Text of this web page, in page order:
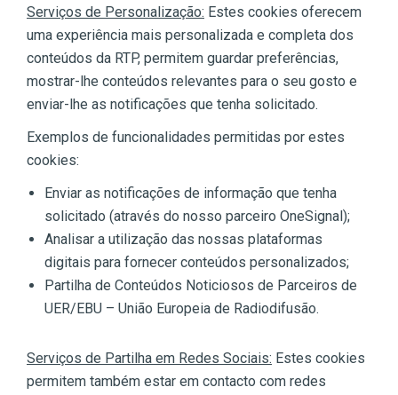
Serviços de Personalização: Estes cookies oferecem
uma experiência mais personalizada e completa dos
conteúdos da RTP, permitem guardar preferências,
mostrar-lhe conteúdos relevantes para o seu gosto e
enviar-lhe as notificações que tenha solicitado.
Exemplos de funcionalidades permitidas por estes
cookies:
Enviar as notificações de informação que tenha
solicitado (através do nosso parceiro OneSignal);
Analisar a utilização das nossas plataformas
digitais para fornecer conteúdos personalizados;
Partilha de Conteúdos Noticiosos de Parceiros de
UER/EBU – União Europeia de Radiodifusão.
Serviços de Partilha em Redes Sociais: Estes cookies
permitem também estar em contacto com redes